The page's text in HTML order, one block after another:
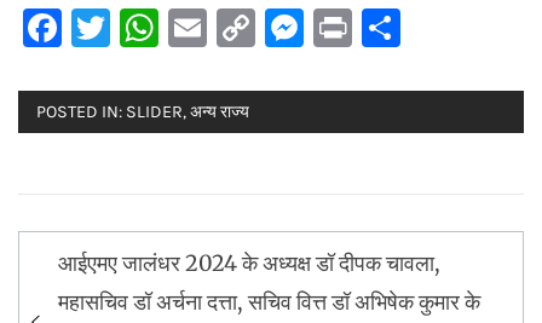
Facebook
Twitter
WhatsApp
Email
CopyMessenger
Print
POSTED IN: SLIDER,अन्य राज्य
Post
navigation
आईएमए जालंधर 2024 के अध्यक्ष डॉ दीपक चावला,
महासचिव डॉ अर्चना दत्ता, सचिव वित्त डॉ अभिषेक कुमार के